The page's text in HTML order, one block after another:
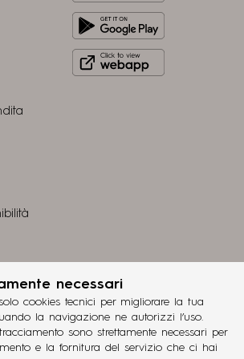
from
store
it
Play
to
necessari
cookies tecnici per migliorare la tua
la navigazione ne autorizzi l’uso.
sono strettamente necessari per
e la fornitura del servizio che ci hai